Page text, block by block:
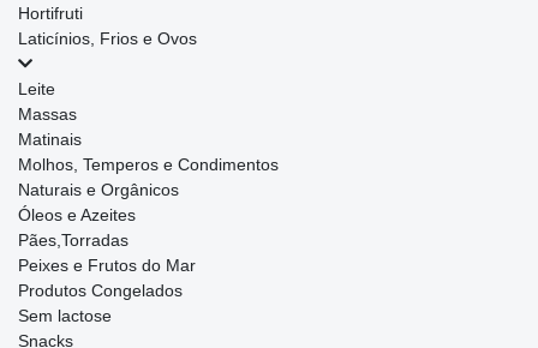
Hortifruti
Laticínios, Frios e Ovos
Leite
Massas
Matinais
Molhos, Temperos e Condimentos
Naturais e Orgânicos
Óleos e Azeites
Pães,Torradas
Peixes e Frutos do Mar
Produtos Congelados
Sem lactose
Snacks